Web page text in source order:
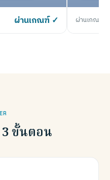
ผ่านเกณฑ์ ✓ ผ่านเกณฑ์ห
ขั้นตอน